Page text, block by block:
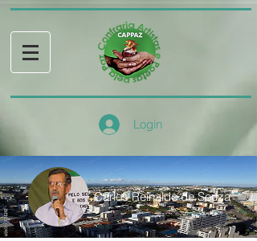
Login
Carlos Reinaldo de Souza